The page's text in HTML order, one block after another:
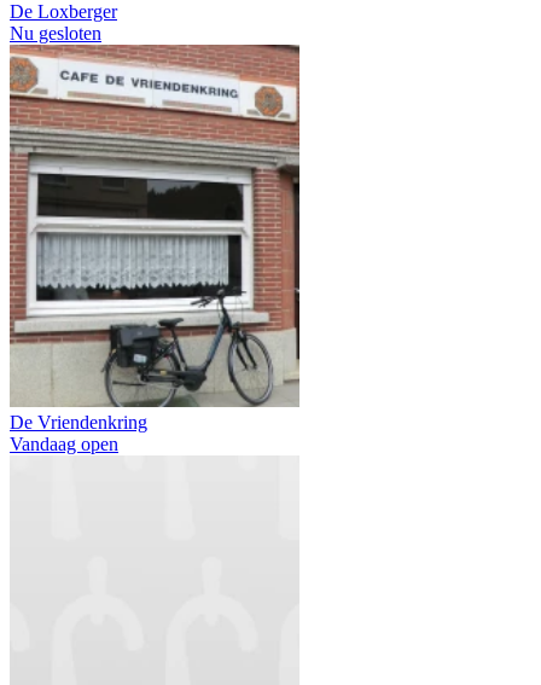
De Loxberger
Nu gesloten
De Vriendenkring
Vandaag open